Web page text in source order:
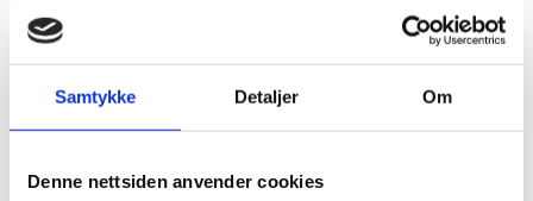
Samtykke Detaljer Om
Denne nettsiden anvender cookies
kontaktskjema hvor man kan få et uforpliktende
pristilbud o.l.
Målsettingen deres er å få flere kunder. Å måle antall
Men det er ikke det eneste som er interessant å se